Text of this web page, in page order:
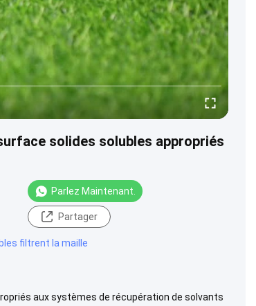
solides solubles appropriés
Parlez Maintenant.
Partager
filtrent la maille
aux systèmes de récupération de solvants